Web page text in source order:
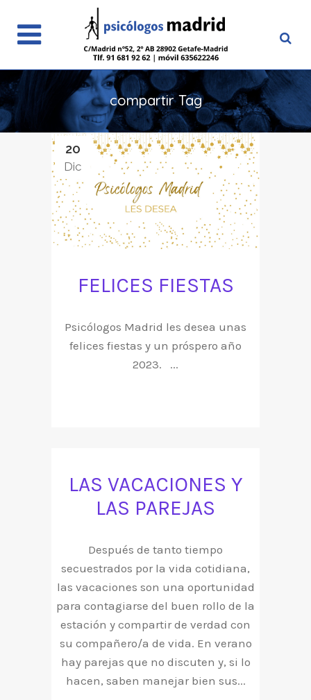
compartir Tag
20
Dic
FELICES FIESTAS
Psicólogos Madrid les desea unas
felices fiestas y un próspero año
2023. ...
LAS VACACIONES Y
LAS PAREJAS
Después de tanto tiempo
secuestrados por la vida cotidiana,
las vacaciones son una oportunidad
para contagiarse del buen rollo de la
estación y compartir de verdad con
su compañero/a de vida. En verano
hay parejas que no discuten y, si lo
hacen, saben manejar bien sus...